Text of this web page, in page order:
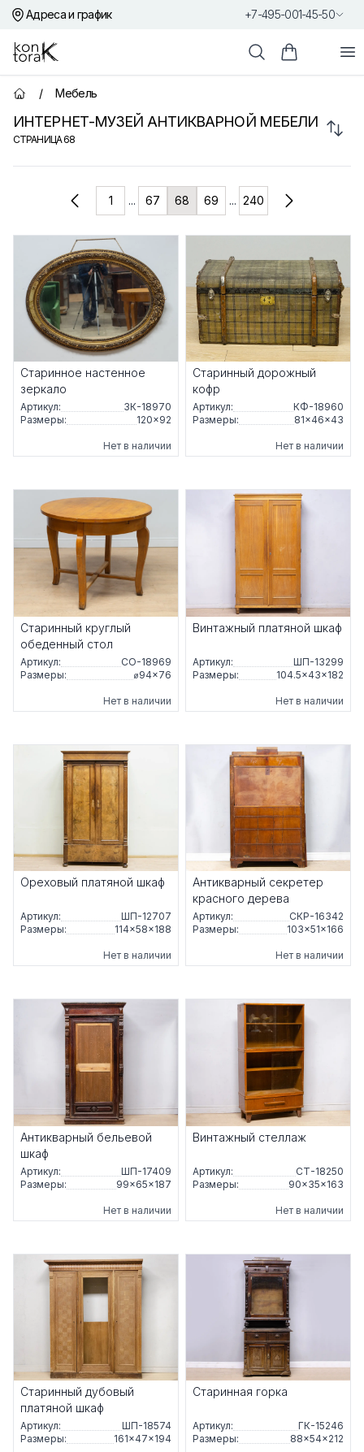
Адреса и график +7-495-001-45-50
Контора К
ПоискКорзина
Главная страница
/ Мебель
ИНТЕРНЕТ-МУЗЕЙ АНТИКВАРНОЙ МЕБЕЛИ
СТРАНИЦА68
1 ... 67 68 69 ... 240
Старинное настенное
зеркало
Артикул:
ЗК-18970
Размеры:
120×92
Нет в наличии
Старинный дорожный
кофр
Артикул:
КФ-18960
Размеры:
81×46×43
Нет в наличии
Старинный круглый
обеденный стол
Артикул:
СО-18969
Размеры:
⌀94×76
Нет в наличии
Винтажный платяной шкаф
Артикул:
ШП-13299
Размеры:
104.5×43×182
Нет в наличии
Ореховый платяной шкаф
Артикул:
ШП-12707
Размеры:
114×58×188
Нет в наличии
Антикварный секретер
красного дерева
Артикул:
СКР-16342
Размеры:
103×51×166
Нет в наличии
Антикварный бельевой
шкаф
Артикул:
ШП-17409
Размеры:
99×65×187
Нет в наличии
Винтажный стеллаж
Артикул:
СТ-18250
Размеры:
90×35×163
Нет в наличии
Старинный дубовый
платяной шкаф
Артикул:
ШП-18574
Размеры:
161×47×194
Старинная горка
Артикул:
ГК-15246
Размеры:
88×54×212